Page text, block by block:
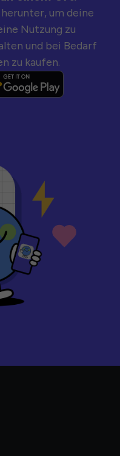
um deine
Nutzung zu
und bei Bedarf
zu kaufen.